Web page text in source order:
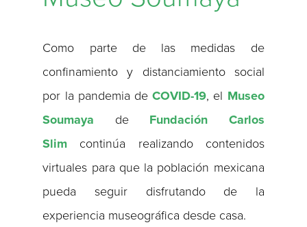
Como parte de las medidas de
confinamiento y distanciamiento social
por la pandemia deCOVID-19, el Museo
Soumaya de Fundación Carlos
Slim continúa realizando contenidos
virtuales para que la población mexicana
pueda seguir disfrutando de la
experiencia museográfica desde casa.